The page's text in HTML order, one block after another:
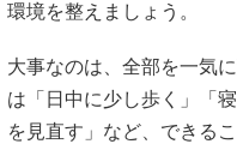
環境を整えましょう。
大事なのは、全部を一気
は「日中に少し歩く」「
を見直す」など、できる